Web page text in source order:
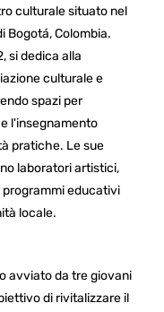
culturale situato nel
Bogotá, Colombia.
si dedica alla
culturale e
spazi per
l'insegnamento
pratiche. Le sue
laboratori artistici,
educativi
locale.
avviato da tre giovani
di rivitalizzare il